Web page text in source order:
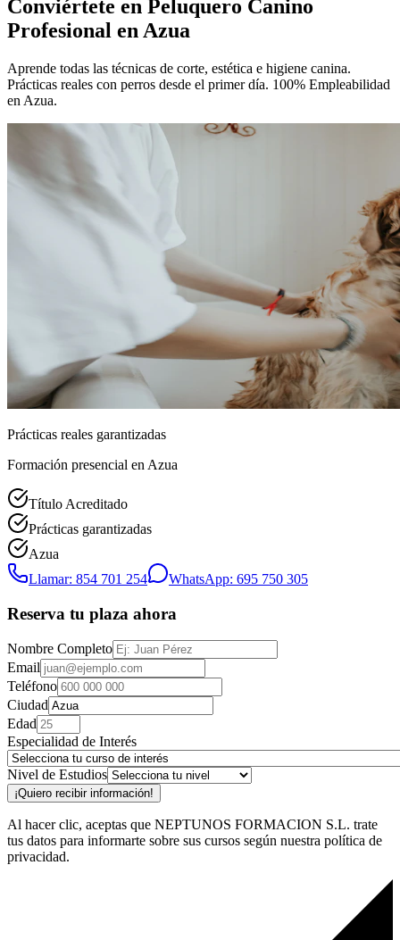
Conviértete en Peluquero Canino
Profesional en Azua
Aprende todas las técnicas de corte, estética e higiene canina.
Prácticas reales con perros desde el primer día. 100% Empleabilidad
en Azua.
Prácticas reales garantizadas
Formación presencial en Azua
Título Acreditado
Prácticas garantizadas
Azua
Llamar: 854 701 254
WhatsApp: 695 750 305
Reserva tu plaza ahora
Nombre Completo
Email
Teléfono
Ciudad
Edad
Especialidad de Interés
Nivel de Estudios
¡Quiero recibir información!
Al hacer clic, aceptas que NEPTUNOS FORMACION S.L. trate
tus datos para informarte sobre sus cursos según nuestra política de
privacidad.